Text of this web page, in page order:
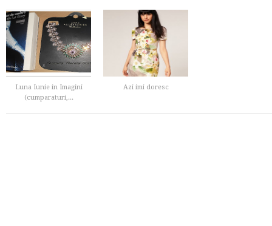
Luna Iunie in Imagini
(cumparaturi,...
Azi imi doresc